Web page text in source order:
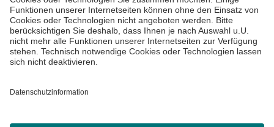
Impressum